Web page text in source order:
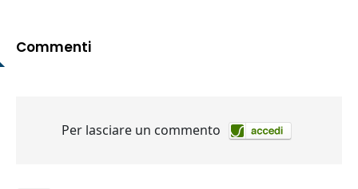
Commenti